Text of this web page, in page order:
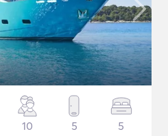
10 5 5